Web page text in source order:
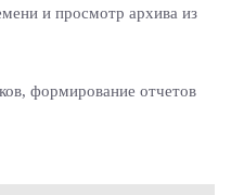
и просмотр архива из
формирование отчетов